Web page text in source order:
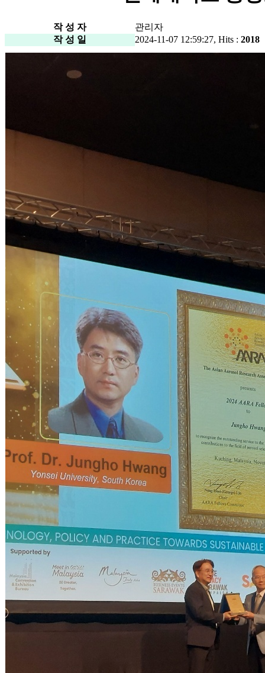
작 성 자
관리자
작 성 일
2024-11-07 12:59:27, Hits : 2018